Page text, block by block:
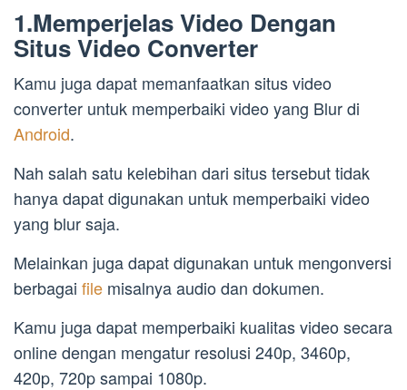
1.Memperjelas Video Dengan
Situs Video Converter
Kamu juga dapat memanfaatkan situs video
converter untuk memperbaiki video yang Blur di
Android.
Nah salah satu kelebihan dari situs tersebut tidak
hanya dapat digunakan untuk memperbaiki video
yang blur saja.
Melainkan juga dapat digunakan untuk mengonversi
berbagai file misalnya audio dan dokumen.
Kamu juga dapat memperbaiki kualitas video secara
online dengan mengatur resolusi 240p, 3460p,
420p, 720p sampai 1080p.